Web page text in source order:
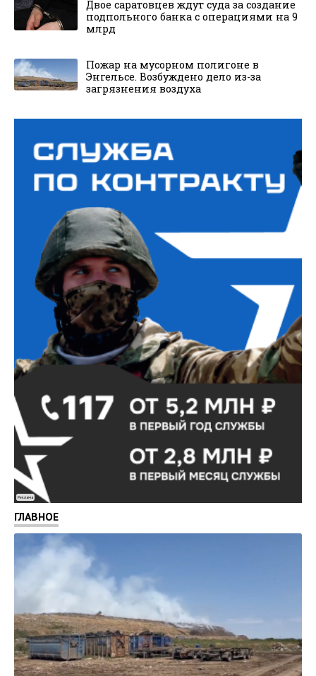
Двое саратовцев ждут суда за создание
подпольного банка с операциями на 9
млрд
Пожар на мусорном полигоне в
Энгельсе. Возбуждено дело из-за
загрязнения воздуха
Реклама
ГЛАВНОЕ